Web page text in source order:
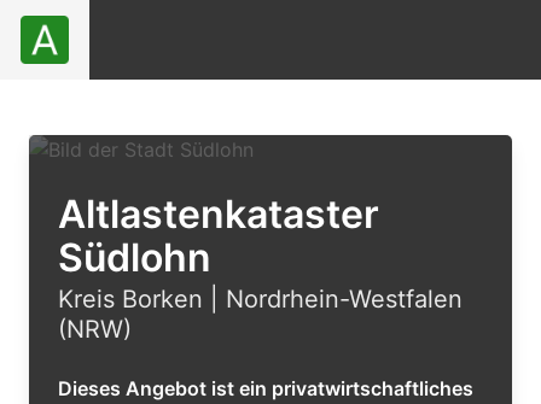
Altlastenkataster
Südlohn
Kreis Borken | Nordrhein-Westfalen
(NRW)
Dieses Angebot ist ein privatwirtschaftliches